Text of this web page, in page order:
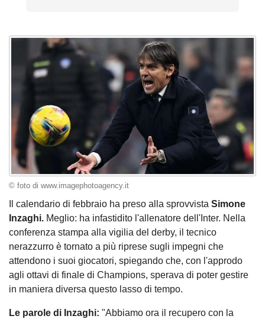
© foto di www.imagephotoagency.it
Il calendario di febbraio ha preso alla sprovvista Simone
Inzaghi. Meglio: ha infastidito l'allenatore dell'Inter. Nella
conferenza stampa alla vigilia del derby, il tecnico
nerazzurro è tornato a più riprese sugli impegni che
attendono i suoi giocatori, spiegando che, con l'approdo
agli ottavi di finale di Champions, sperava di poter gestire
in maniera diversa questo lasso di tempo.
Le parole di Inzaghi: "Abbiamo ora il recupero con la